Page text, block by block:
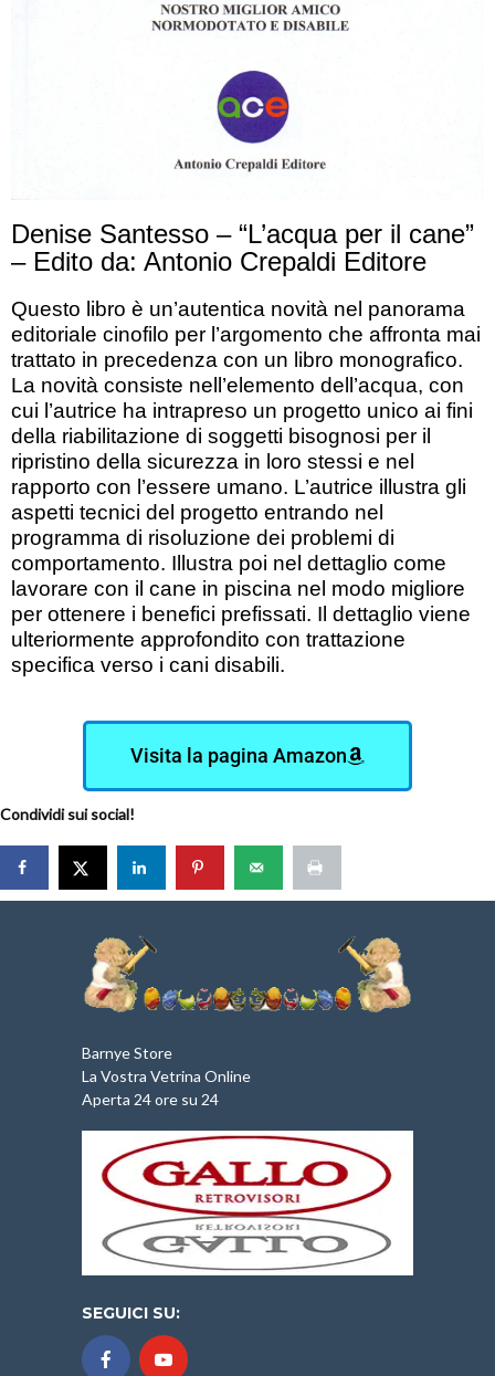
Denise Santesso – “L’acqua per il cane”
– Edito da: Antonio Crepaldi Editore
Questo libro è un’autentica novità nel panorama
editoriale cinofilo per l’argomento che affronta mai
trattato in precedenza con un libro monografico.
La novità consiste nell’elemento dell’acqua, con
cui l’autrice ha intrapreso un progetto unico ai fini
della riabilitazione di soggetti bisognosi per il
ripristino della sicurezza in loro stessi e nel
rapporto con l’essere umano. L’autrice illustra gli
aspetti tecnici del progetto entrando nel
programma di risoluzione dei problemi di
comportamento. Illustra poi nel dettaglio come
lavorare con il cane in piscina nel modo migliore
per ottenere i benefici prefissati. Il dettaglio viene
ulteriormente approfondito con trattazione
specifica verso i cani disabili.
Visita la pagina Amazon
Condividi sui social!
Barnye Store
La Vostra Vetrina Online
Aperta 24 ore su 24
SEGUICI SU: